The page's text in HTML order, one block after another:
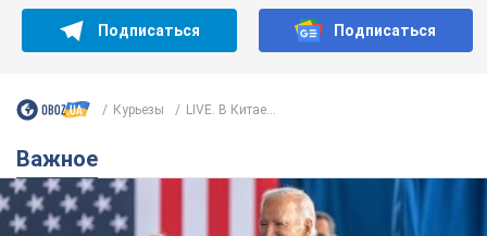
Подписаться Подписаться
Курьезы LIVE. В Китае...
Важное